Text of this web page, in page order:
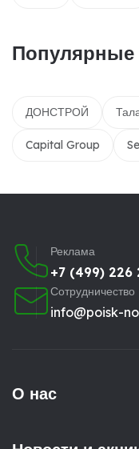
Популярные
ДОНСТРОЙ
Capital Group
Реклама
+7 (499) 226
Сотрудничество
info@poisk-
О нас